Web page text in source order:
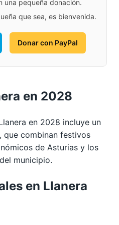
una pequeña donación.
que sea, es bienvenida.
Donar con PayPal
en 2028
en 2028 incluye un
, que combinan festivos
de Asturias y los
municipio.
en Llanera